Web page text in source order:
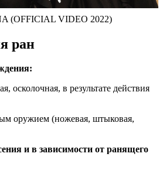
(OFFICIAL VIDEO 2022)
ран
осколочная, в результате действия
оружием (ножевая, штыковая,
и в зависимости от ранящего